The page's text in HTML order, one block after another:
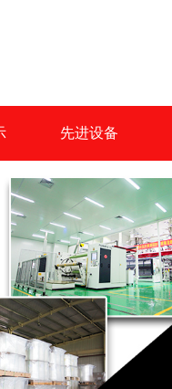
先进设备